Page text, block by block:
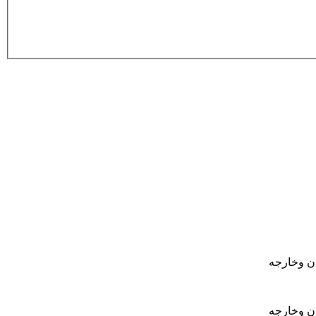
وخارجه
وخارجه